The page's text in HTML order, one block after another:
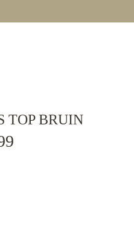
TOP BRUIN